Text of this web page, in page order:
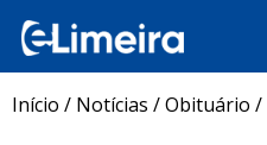
Início / Notícias /Obituário /